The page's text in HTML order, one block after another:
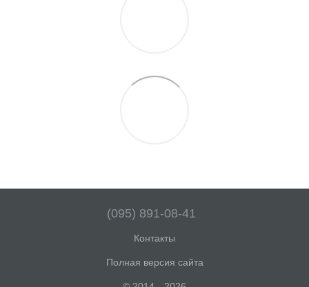
(095) 891-08-41
Контакты
Полная версия сайта